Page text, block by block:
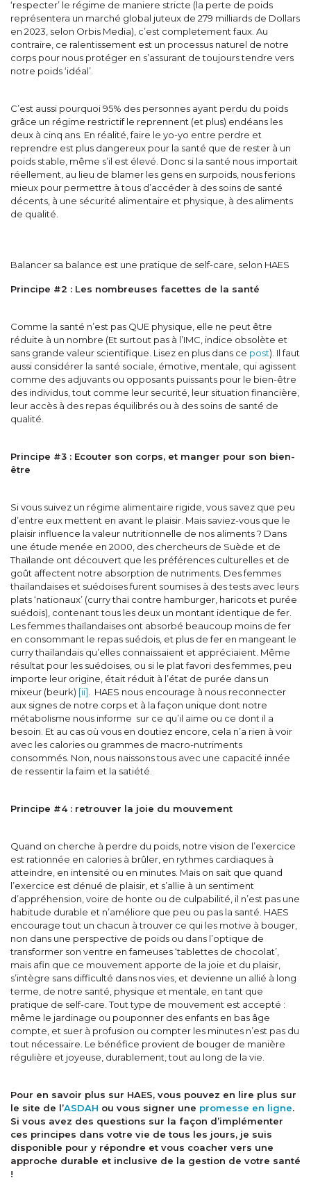
‘respecter’ le régime de maniere stricte (la perte de poids
représentera un marché global juteux de 279 milliards de Dollars
en 2023, selon Orbis Media), c’est completement faux. Au
contraire, ce ralentissement est un processus naturel de notre
corps pour nous protéger en s’assurant de toujours tendre vers
notre poids ‘idéal’.
C’est aussi pourquoi 95% des personnes ayant perdu du poids
grâce un régime restrictif le reprennent (et plus) endéans les
deux à cinq ans. En réalité, faire le yo-yo entre perdre et
reprendre est plus dangereux pour la santé que de rester à un
poids stable, même s’il est élevé. Donc si la santé nous importait
réellement, au lieu de blamer les gens en surpoids, nous ferions
mieux pour permettre à tous d’accéder à des soins de santé
décents, à une sécurité alimentaire et physique, à des aliments
de qualité.
Balancer sa balance est une pratique de self-care, selon HAES
Principe #2 : Les nombreuses facettes de la santé
Comme la santé n’est pas QUE physique, elle ne peut être
réduite à un nombre (Et surtout pas à l’IMC, indice obsolète et
sans grande valeur scientifique. Lisez en plus dans ce post). Il faut
aussi considérer la santé sociale, émotive, mentale, qui agissent
comme des adjuvants ou opposants puissants pour le bien-être
des individus, tout comme leur securité, leur situation financière,
leur accès à des repas équilibrés ou à des soins de santé de
qualité.
Principe #3 : Ecouter son corps, et manger pour son bien-
être
Si vous suivez un régime alimentaire rigide, vous savez que peu
d’entre eux mettent en avant le plaisir. Mais saviez-vous que le
plaisir influence la valeur nutritionnelle de nos aliments ? Dans
une étude menée en 2000, des chercheurs de Suède et de
Thaïlande ont découvert que les préférences culturelles et de
goût affectent notre absorption de nutriments. Des femmes
thaïlandaises et suédoises furent soumises à des tests avec leurs
plats ‘nationaux’ (curry thaï contre hamburger, haricots et purée
suédois), contenant tous les deux un montant identique de fer.
Les femmes thaïlandaises ont absorbé beaucoup moins de fer
en consommant le repas suédois, et plus de fer en mangeant le
curry thaïlandais qu’elles connaissaient et appréciaient. Même
résultat pour les suédoises, ou si le plat favori des femmes, peu
importe leur origine, était réduit à l’état de purée dans un
mixeur (beurk) [ii] . HAES nous encourage à nous reconnecter
aux signes de notre corps et à la façon unique dont notre
métabolisme nous informe sur ce qu’il aime ou ce dont il a
besoin. Et au cas où vous en doutiez encore, cela n’a rien à voir
avec les calories ou grammes de macro-nutriments
consommés. Non, nous naissons tous avec une capacité innée
de ressentir la faim et la satiété.
Principe #4 : retrouver la joie du mouvement
Quand on cherche à perdre du poids, notre vision de l’exercice
est rationnée en calories à brûler, en rythmes cardiaques à
atteindre, en intensité ou en minutes. Mais on sait que quand
l’exercice est dénué de plaisir, et s’allie à un sentiment
d’appréhension, voire de honte ou de culpabilité, il n’est pas une
habitude durable et n’améliore que peu ou pas la santé. HAES
encourage tout un chacun à trouver ce qui les motive à bouger,
non dans une perspective de poids ou dans l’optique de
transformer son ventre en fameuses ‘tablettes de chocolat’,
mais afin que ce mouvement apporte de la joie et du plaisir,
s’intègre sans difficulté dans nos vies, et devienne un allié à long
terme, de notre santé, physique et mentale, en tant que
pratique de self-care. Tout type de mouvement est accepté :
même le jardinage ou pouponner des enfants en bas âge
compte, et suer à profusion ou compter les minutes n’est pas du
tout nécessaire. Le bénéfice provient de bouger de manière
régulière et joyeuse, durablement, tout au long de la vie.
Pour en savoir plus sur HAES, vous pouvez en lire plus sur
le site de l’ASDAH ou vous signer une promesse en ligne.
Si vous avez des questions sur la façon d’implémenter
ces principes dans votre vie de tous les jours, je suis
disponible pour y répondre et vous coacher vers une
approche durable et inclusive de la gestion de votre santé
!